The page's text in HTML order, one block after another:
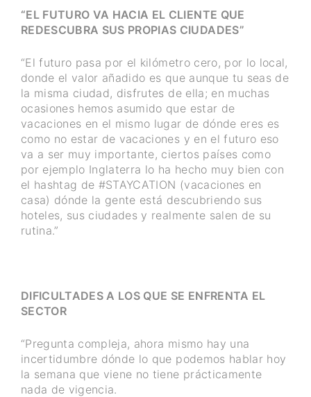
“EL FUTURO VA HACIA EL CLIENTE QUE
REDESCUBRA SUS PROPIAS CIUDADES”
“El futuro pasa por el kilómetro cero, por lo local,
donde el valor añadido es que aunque tu seas de
la misma ciudad, disfrutes de ella; en muchas
ocasiones hemos asumido que estar de
vacaciones en el mismo lugar de dónde eres es
como no estar de vacaciones y en el futuro eso
va a ser muy importante, ciertos países como
por ejemplo Inglaterra lo ha hecho muy bien con
el hashtag de #STAYCATION (vacaciones en
casa) dónde la gente está descubriendo sus
hoteles, sus ciudades y realmente salen de su
rutina.”
DIFICULTADES A LOS QUE SE ENFRENTA EL
SECTOR
“Pregunta compleja, ahora mismo hay una
incertidumbre dónde lo que podemos hablar hoy
la semana que viene no tiene prácticamente
nada de vigencia.